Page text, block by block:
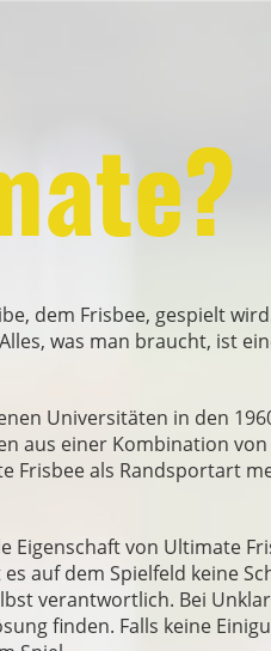
dem Frisbee, gespielt
was man braucht, ist
Universitäten in den
aus einer Kombination
Frisbee als Randsportart
von Ultimate
auf dem Spielfeld keine
verantwortlich. Bei
finden. Falls keine